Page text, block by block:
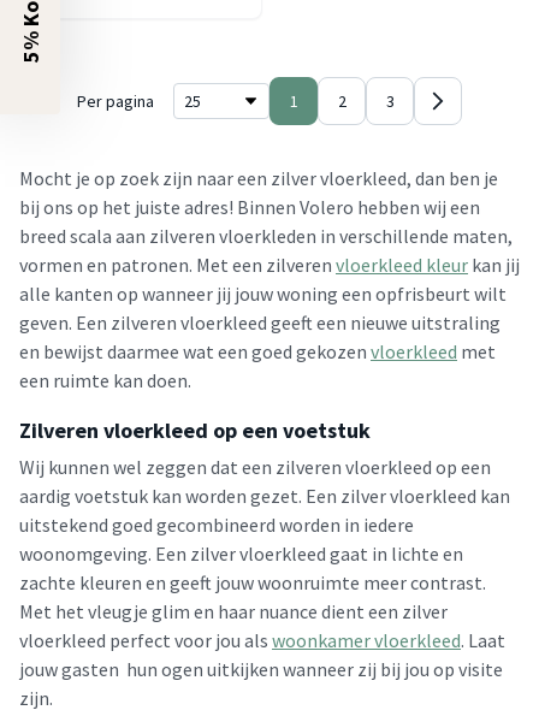
Per pagina 1 2 3
Mocht je op zoek zijn naar een zilver vloerkleed, dan ben je
bij ons op het juiste adres! Binnen Volero hebben wij een
breed scala aan zilveren vloerkleden in verschillende maten,
vormen en patronen. Met een zilveren vloerkleed kleur kan jij
alle kanten op wanneer jij jouw woning een opfrisbeurt wilt
geven. Een zilveren vloerkleed geeft een nieuwe uitstraling
en bewijst daarmee wat een goed gekozen vloerkleed met
een ruimte kan doen.
Zilveren vloerkleed op een voetstuk
Wij kunnen wel zeggen dat een zilveren vloerkleed op een
aardig voetstuk kan worden gezet. Een zilver vloerkleed kan
uitstekend goed gecombineerd worden in iedere
woonomgeving. Een zilver vloerkleed gaat in lichte en
zachte kleuren en geeft jouw woonruimte meer contrast.
Met het vleugje glim en haar nuance dient een zilver
vloerkleed perfect voor jou als woonkamer vloerkleed. Laat
jouw gasten hun ogen uitkijken wanneer zij bij jou op visite
zijn.